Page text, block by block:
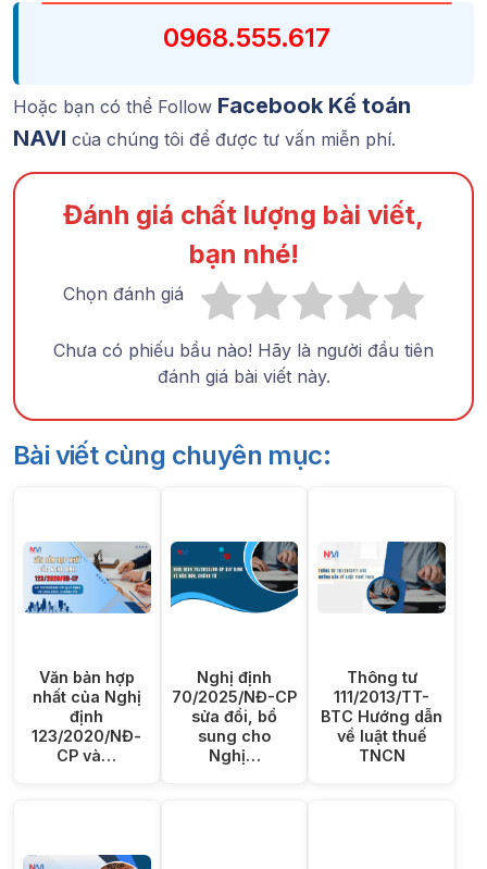
0968.555.617
Hoặc bạn có thể Follow Facebook Kế toán
NAVI của chúng tôi để được tư vấn miễn phí.
Đánh giá chất lượng bài viết,
bạn nhé!
Chọn đánh giá
Chưa có phiếu bầu nào! Hãy là người đầu tiên
đánh giá bài viết này.
Bài viết cùng chuyên mục:
Văn bản hợp
nhất của Nghị
định
123/2020/NĐ-
CP và…
Nghị định
70/2025/NĐ-CP
sửa đổi, bổ
sung cho
Nghị…
Thông tư
111/2013/TT-
BTC Hướng dẫn
về luật thuế
TNCN